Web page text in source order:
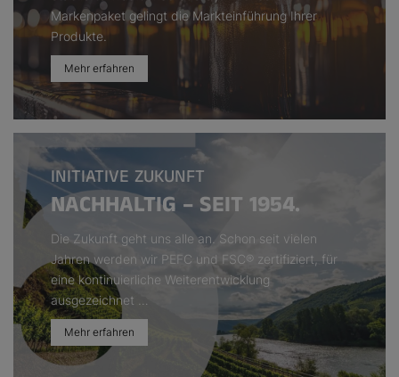
Markenpaket gelingt die Markteinführung Ihrer
Produkte.
Mehr erfahren
INITIATIVE ZUKUNFT
NACHHALTIG – SEIT 1954.
Die Zukunft geht uns alle an. Schon seit vielen
Jahren werden wir PEFC und FSC® zertifiziert, für
eine kontinuierliche Weiterentwicklung
ausgezeichnet …
Mehr erfahren